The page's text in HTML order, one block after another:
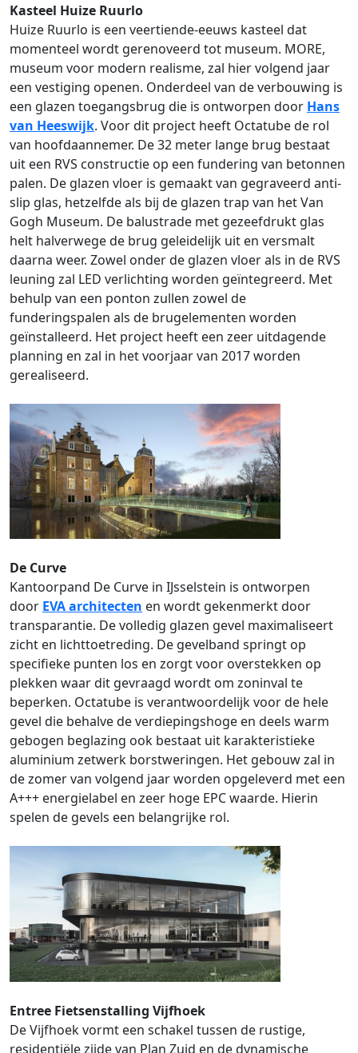
Kasteel Huize Ruurlo
Huize Ruurlo is een veertiende-eeuws kasteel dat
momenteel wordt gerenoveerd tot museum. MORE,
museum voor modern realisme, zal hier volgend jaar
een vestiging openen. Onderdeel van de verbouwing is
een glazen toegangsbrug die is ontworpen door Hans
van Heeswijk. Voor dit project heeft Octatube de rol
van hoofdaannemer. De 32 meter lange brug bestaat
uit een RVS constructie op een fundering van betonnen
palen. De glazen vloer is gemaakt van gegraveerd anti-
slip glas, hetzelfde als bij de glazen trap van het Van
Gogh Museum. De balustrade met gezeefdrukt glas
helt halverwege de brug geleidelijk uit en versmalt
daarna weer. Zowel onder de glazen vloer als in de RVS
leuning zal LED verlichting worden geïntegreerd. Met
behulp van een ponton zullen zowel de
funderingspalen als de brugelementen worden
geïnstalleerd. Het project heeft een zeer uitdagende
planning en zal in het voorjaar van 2017 worden
gerealiseerd.
De Curve
Kantoorpand De Curve in IJsselstein is ontworpen
door EVA architecten en wordt gekenmerkt door
transparantie. De volledig glazen gevel maximaliseert
zicht en lichttoetreding. De gevelband springt op
specifieke punten los en zorgt voor overstekken op
plekken waar dit gevraagd wordt om zoninval te
beperken. Octatube is verantwoordelijk voor de hele
gevel die behalve de verdiepingshoge en deels warm
gebogen beglazing ook bestaat uit karakteristieke
aluminium zetwerk borstweringen. Het gebouw zal in
de zomer van volgend jaar worden opgeleverd met een
A+++ energielabel en zeer hoge EPC waarde. Hierin
spelen de gevels een belangrijke rol.
Entree Fietsenstalling Vijfhoek
De Vijfhoek vormt een schakel tussen de rustige,
residentiële zijde van Plan Zuid en de dynamische